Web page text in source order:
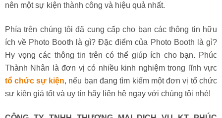
nên một sự kiện thành công và hiệu quả nhất.
Phía trên chúng tôi đã cung cấp cho bạn các thông tin hữu
ích về Photo Booth là gì? Đặc điểm của Photo Booth là gì?
Hy vọng các thông tin trên có thể giúp ích cho bạn. Phúc
Thành Nhân là đơn vị có nhiều kinh nghiệm trong lĩnh vực
tổ chức sự kiện, nếu bạn đang tìm kiếm một đơn vị tổ chức
sự kiện giá tốt và uy tín hãy liên hệ ngay với chúng tôi nhé!